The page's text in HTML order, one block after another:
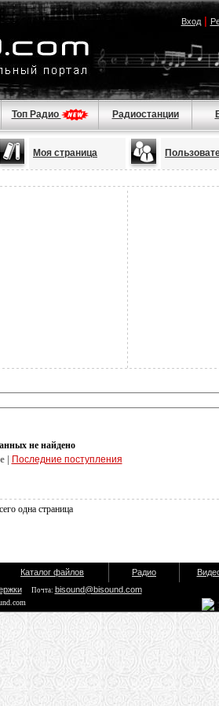
Вход|
Топ Радио Радиостанции
Моя страница
не найдено
| Последние поступления
одна страница
Каталог файлов Радио
Почта: bisound@bisound.com